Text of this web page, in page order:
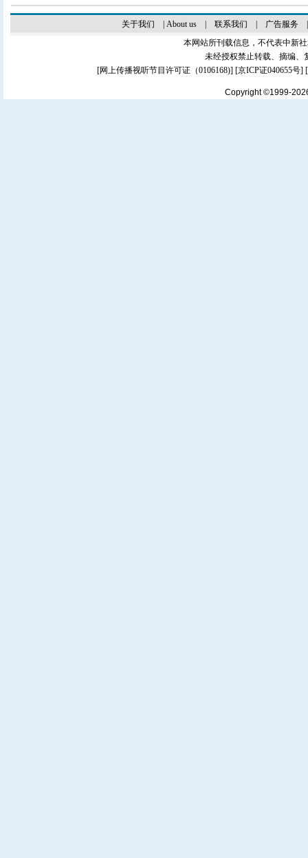
关于我们 About us| 联系我们 广告服务
本网站所刊载信息，不代表中新
未经授权禁止转载、摘编、
[网上传播视听节目许可证（0106168)] [京ICP证040655号]
Copyright ©1999-